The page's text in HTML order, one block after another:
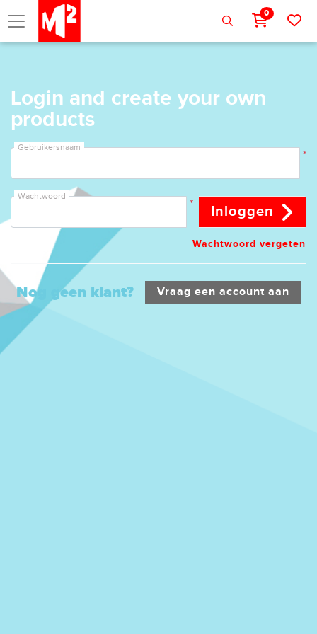
0
Login and create your own
products
*
Gebruikersnaam
*
Wachtwoord
Inloggen
Wachtwoord vergeten
Nog geen klant? Vraag een account aan